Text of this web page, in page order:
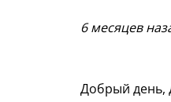
6 месяцев
Добрый день,